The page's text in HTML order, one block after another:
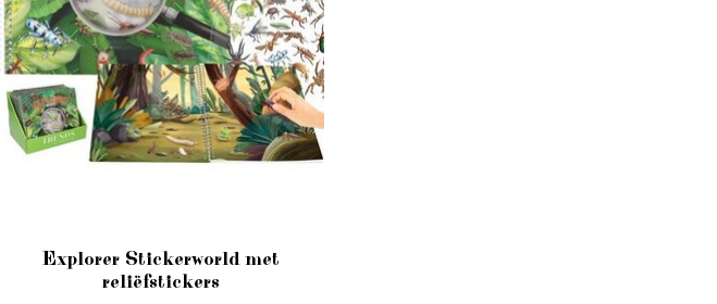
Explorer Stickerworld met
reliëfstickers